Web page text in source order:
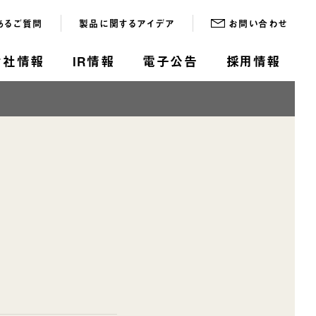
情報 IR情報 電子公告 採用情報
るご質問 製品に関するアイデア お問い合わせ